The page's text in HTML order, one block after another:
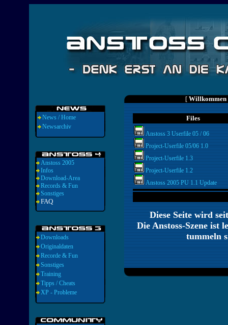
News / Home
Newsarchiv
Anstoss 2005
Infos
Download-Area
Records & Fun
Sonstiges
FAQ
Downloads
Originaldaten
Recorde & Fun
Sonstiges
Training
Tipps / Cheats
XP - Probleme
[ Willkommen
Files
Anstoss 3 Userfile 05 / 06
Project-Userfile 05/06 1.0
Project-Userfile 1.3
Project-Userfile 1.2
Anstoss 2005 PU 1.1 Update
Diese Seite wird
Die Anstoss-Szene ist
tummeln